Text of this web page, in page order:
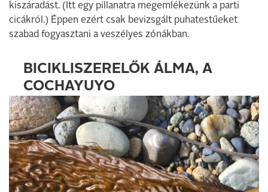
kiszáradást. (Itt egy pillanatra megemlékezünk a parti
cicákról.) Éppen ezért csak bevizsgált puhatestűeket
szabad fogyasztani a veszélyes zónákban.
BICIKLISZERELŐK ÁLMA, A
COCHAYUYO